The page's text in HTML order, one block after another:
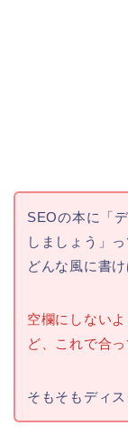
SEOの本に「
しましょう」
どんな風に書
空欄にしない
ど、これで合
そもそもディ